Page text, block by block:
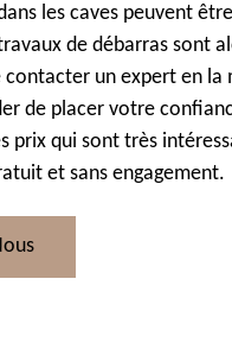
les caves peuvent
de débarras sont
un expert en la
de placer votre
prix qui sont très
et sans engagement.